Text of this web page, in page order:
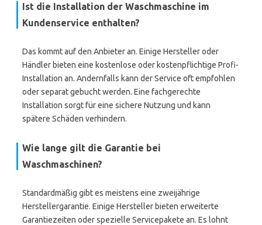
Ist die Installation der Waschmaschine im
Kundenservice enthalten?
Das kommt auf den Anbieter an. Einige Hersteller oder
Händler bieten eine kostenlose oder kostenpflichtige Profi-
Installation an. Andernfalls kann der Service oft empfohlen
oder separat gebucht werden. Eine fachgerechte
Installation sorgt für eine sichere Nutzung und kann
spätere Schäden verhindern.
Wie lange gilt die Garantie bei
Waschmaschinen?
Standardmäßig gibt es meistens eine zweijährige
Herstellergarantie. Einige Hersteller bieten erweiterte
Garantiezeiten oder spezielle Servicepakete an. Es lohnt